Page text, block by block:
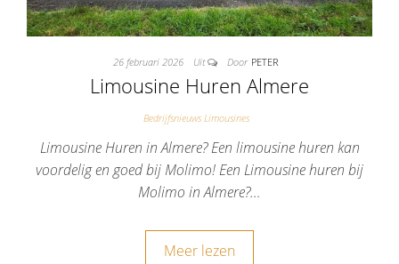
26 februari 2026 Uit Door PETER
Limousine Huren Almere
Bedrijfsnieuws Limousines
Limousine Huren in Almere? Een limousine huren kan
voordelig en goed bij Molimo! Een Limousine huren bij
Molimo in Almere?…
Meer lezen